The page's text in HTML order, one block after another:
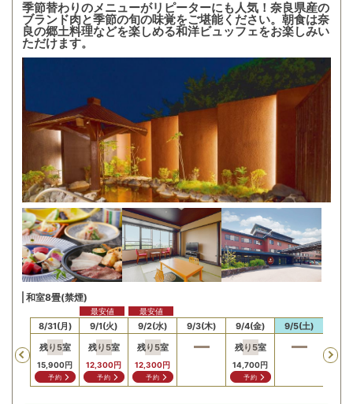
季節替わりのメニューがリピーターにも人気！奈良県産の
ブランド肉と季節の旬の味覚をご堪能ください。朝食は奈
良の郷土料理などを楽しめる和洋ビュッフェをお楽しみい
ただけます。
和室8畳(禁煙)
Previous
8/31(月)
残り 5室
15,900円
予約
9/1(火)
残り 5室
12,300円
予約
最安値
9/2(水)
残り 5室
12,300円
予約
最安値
9/3(木)
9/4(金)
残り 5室
14,700円
予約
9/5(土)